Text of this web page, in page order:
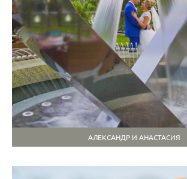
АЛЕКСАНДР И АНАСТАСИЯ